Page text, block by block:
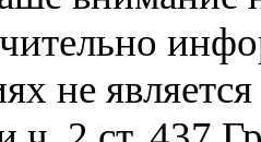
не